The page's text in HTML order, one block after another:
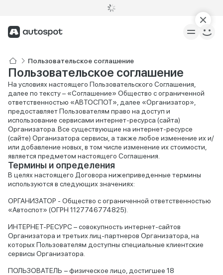
Пользовательское соглашение
Пользовательское соглашение
На условиях настоящего Пользовательского Соглашения,
далее по тексту – «Соглашение» Общество с ограниченной
ответственностью «АВТОСПОТ», далее «Организатор»,
предоставляет Пользователям право на доступ и
использование сервисами интернет-ресурса (сайта)
Организатора. Все существующие на интернет-ресурсе
(сайте) Организатора сервисы, а также любое изменение их и/
или добавление новых, в том числе изменение их стоимости,
является предметом настоящего Соглашения.
Термины и определения
В целях настоящего Договора нижеприведенные термины
используются в следующих значениях:
ОРГАНИЗАТОР - Общество с ограниченной ответственностью
«Автоспот» (ОГРН 1127746774825).
ИНТЕРНЕТ-РЕСУРС – совокупность интернет-сайтов
Организатора и третьих лиц-партнеров Организатора, на
которых Пользователям доступны специальные клиентские
сервисы Организатора.
ПОЛЬЗОВАТЕЛЬ − физическое лицо, достигшее 18